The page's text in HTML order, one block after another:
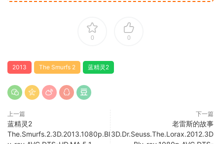
0 0
2013 The Smurfs 2 蓝精灵2
上一篇
蓝精灵2
The.Smurfs.2.3D.2013.1080p.Bl
下一篇
老雷斯的故事
3D.Dr.Seuss.The.Lorax.2012.3D